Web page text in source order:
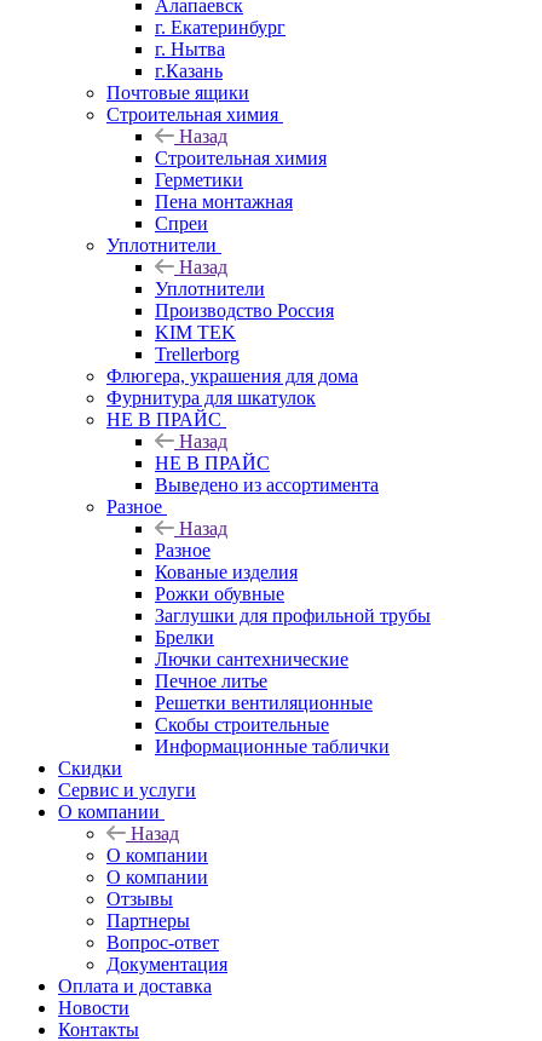
Алапаевск
г. Екатеринбург
г. Нытва
г.Казань
Почтовые ящики
Строительная химия
Назад
Строительная химия
Герметики
Пена монтажная
Спреи
Уплотнители
Назад
Уплотнители
Производство Россия
KIM TEK
Trellerborg
Флюгера, украшения для дома
Фурнитура для шкатулок
НЕ В ПРАЙС
Назад
НЕ В ПРАЙС
Выведено из ассортимента
Разное
Назад
Разное
Кованые изделия
Рожки обувные
Заглушки для профильной трубы
Брелки
Лючки сантехнические
Печное литье
Решетки вентиляционные
Скобы строительные
Информационные таблички
Скидки
Сервис и услуги
О компании
Назад
О компании
О компании
Отзывы
Партнеры
Вопрос-ответ
Документация
Оплата и доставка
Новости
Контакты